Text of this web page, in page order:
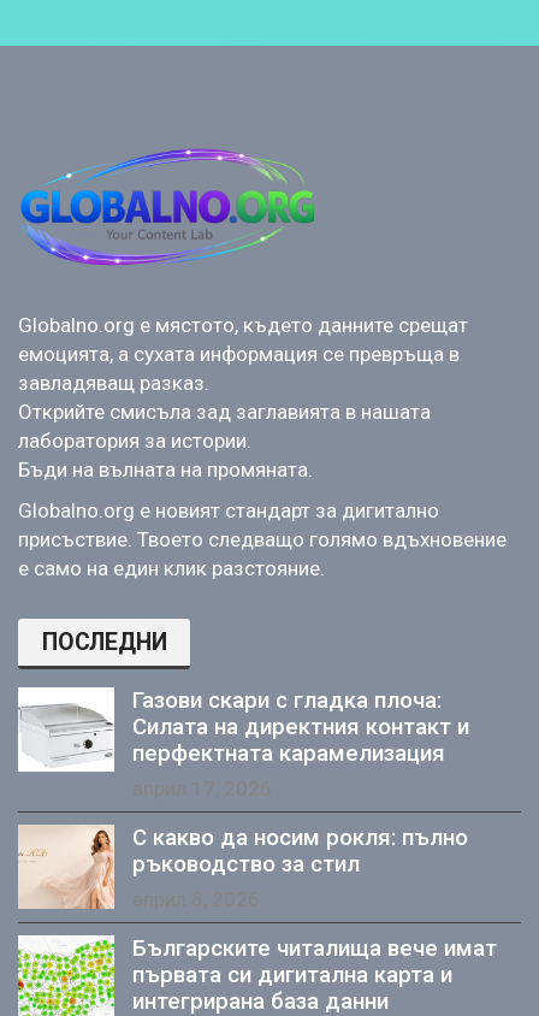
Globalno.org е мястото, където данните срещат
емоцията, а сухата информация се превръща в
завладяващ разказ.
Открийте смисъла зад заглавията в нашата
лаборатория за истории.
Бъди на вълната на промяната.
Globalno.org е новият стандарт за дигитално
присъствие. Твоето следващо голямо вдъхновение
е само на един клик разстояние.
ПОСЛЕДНИ
Газови скари с гладка плоча:
Силата на директния контакт и
перфектната карамелизация
април 17, 2026
С какво да носим рокля: пълно
ръководство за стил
април 8, 2026
Българските читалища вече имат
първата си дигитална карта и
интегрирана база данни